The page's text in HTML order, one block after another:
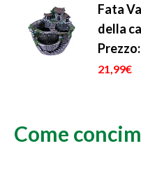
Fata
della
Prezzo:
21,99€
Come